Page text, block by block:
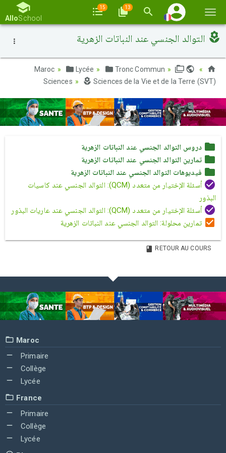
la
AlloSchool
15 13
التوالد الجنسي عند النباتات الزهرية
Lycée
Tronc Commun
Sciences
Sciences de la Vie et de la Terre (SVT)
دروس التوالد الجنسي عند النباتات الزهرية
تمارين التوالد الجنسي عند النباتات الزهرية
فيديوهات التوالد الجنسي عند النباتات الزهرية
أسئلة الإختيار من متعدد (QCM): التوالد الجنسي عند كاسيات
البذور
أسئلة الإختيار من متعدد (QCM): التوالد الجنسي عند عاريات البذور
تمارين محلولة: التوالد الجنسي عند النباتات الزهرية
RETOUR AU COURS
Maroc
Primaire
Collège
Lycée
France
Primaire
Collège
Lycée